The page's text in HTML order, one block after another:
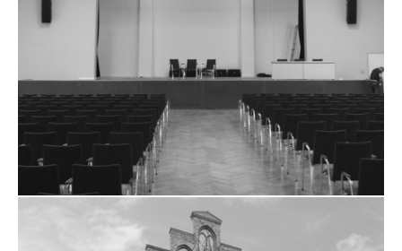
ZUM PROJEKT
BUNSENSAAL ADLERSHOF